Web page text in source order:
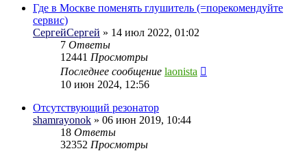
Где в Москве поменять глушитель (=порекомендуйте
сервис)
СергейСергей » 14 июл 2022, 01:02
7 Ответы
12441 Просмотры
Последнее сообщение laonista
10 июн 2024, 12:56
Отсутствующий резонатор
shamrayonok » 06 июн 2019, 10:44
18 Ответы
32352 Просмотры